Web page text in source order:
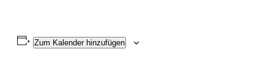
Zum Kalender hinzufügen